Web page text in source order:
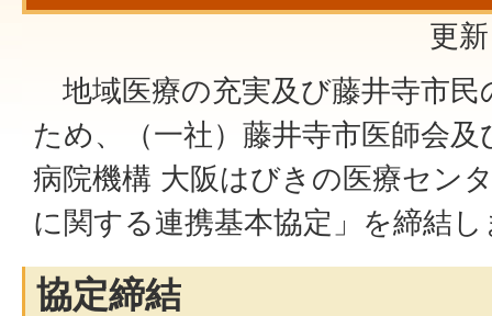
更
地域医療の充実及び藤井寺市民
ため、（一社）藤井寺市医師会
病院機構 大阪はびきの医療セン
に関する連携基本協定」を締結
協定締結